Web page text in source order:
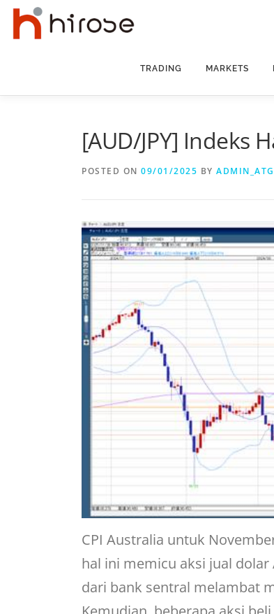
Skip
content
TRADING MARKETS
[AUD/JPY] Indeks
POSTED ON 09/01/2025 BY
CPI Australia untuk
hal ini memicu aksi jual
dari bank sentral melambat